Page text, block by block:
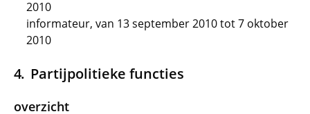
2010
informateur, van 13 september 2010 tot 7 oktober
2010
Partijpolitieke functies
overzicht